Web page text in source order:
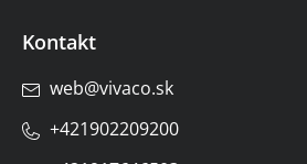
Kontakt
web@vivaco.sk
+421902209200